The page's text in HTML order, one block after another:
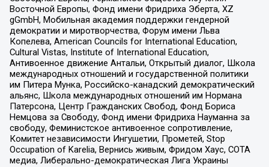
Восточной Европы, Фонд имени Фридриха Эберта, XZ
gGmbH, Мобильная академия поддержки гендерной
демократии и миротворчества, Форум имени Льва
Копелева, American Councils for International Education,
Cultural Vistas, Institute of International Education,
Антивоенное движение Антальи, Открытый диалог, Школа
международных отношений и государственной политики
им Питера Мунка, Российско-канадский демократический
альянс, Школа международных отношений им Нормана
Патерсона, Центр Гражданских Свобод, Фонд Бориса
Немцова за Свободу, Фонд имени Фридриха Науманна за
свободу, Феминистское антивоенное сопротивление,
Комитет независимости Ингушетии, Прометей, Stop
Occupation of Karelia, Вернись живым, Фридом Хаус, СОТА
медиа, Либерально-демократическая Лига Украины